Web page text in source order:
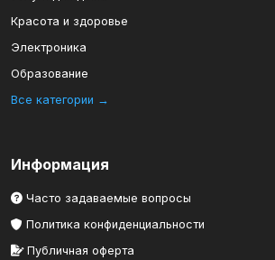
Красота и здоровье
Электроника
Образование
Все категории →
Информация
Часто задаваемые вопросы
Политика конфиденциальности
Публичная оферта